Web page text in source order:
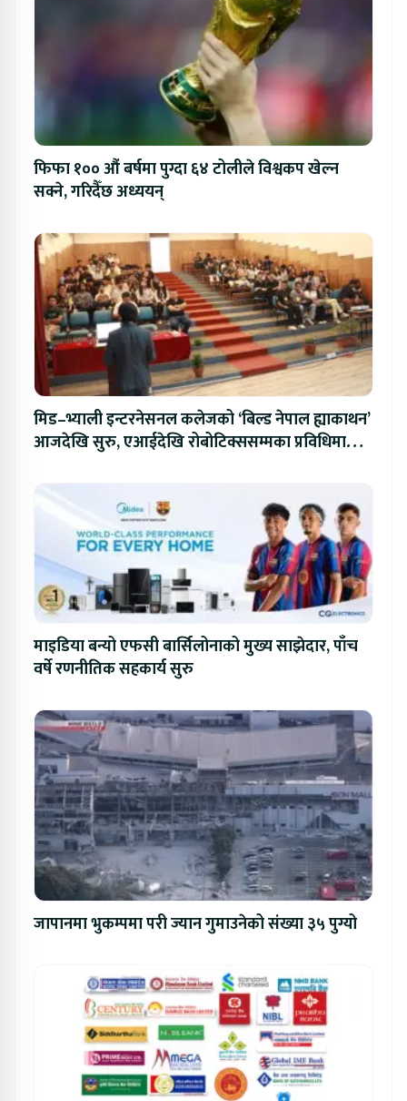
फिफा १०० औं बर्षमा पुग्दा ६४ टोलीले विश्वकप खेल्न
सक्ने, गरिदैँछ अध्ययन्
मिड–भ्याली इन्टरनेसनल कलेजको ‘बिल्ड नेपाल ह्याकाथन’
आजदेखि सुरु, एआईदेखि रोबोटिक्ससम्मका प्रविधिमा
माइडिया बन्यो एफसी बार्सिलोनाको मुख्य साझेदार, पाँच
वर्षे रणनीतिक सहकार्य सुरु
जापानमा भुकम्पमा परी ज्यान गुमाउनेको संख्या ३५ पुग्यो